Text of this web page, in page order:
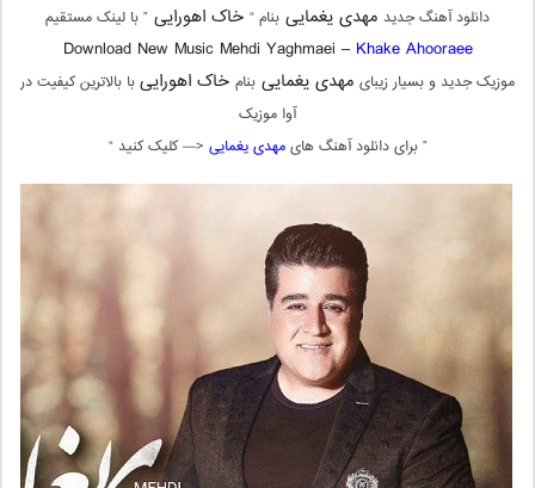
دانلود آهنگ جدید مهدی یغمایی بنام “ خاک اهورایی ” با لینک مستقیم
Download New Music Mehdi Yaghmaei – Khake Ahooraee
موزیک جدید و بسیار زیبای مهدی یغمایی بنام خاک اهوراییبا بالاترین کیفیت در
آوا موزیک
” برای دانلود آهنگ هایمهدی یغمایی <— کلیک کنید “